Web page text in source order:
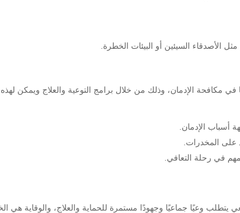
الأصدقاء السيئين أو البيئات الخطرة.
مكافحة الإدمان، وذلك من خلال برامج التوعية والعلاج ويمكن لهذه
أسباب الإدمان.
على المخدرات.
في رحلة التعافي.
وعيًا جماعيًا وجهودًا مستمرة للحماية والعلاج، والوقاية هي